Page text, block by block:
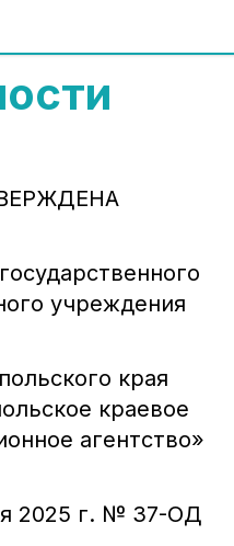
учреждения
края
краевое
агентство»
2025 г. № 37-ОД